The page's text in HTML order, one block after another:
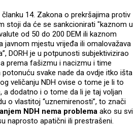
14. Zakona o prekršajima protiv
stoji da će se sankcionirati "kaznom u
od 50 do 200 DEM ili kaznom
javnom mjestu vrijeđa ili omalovažava
DORH je u potpunosti subjektivizirao
prema fašizmu i nacizmu i time
svake nade da ovdje itko išta
veličanju NDH ovise o tome je li to
a dodatno i o tome da li je taj voljan
o vlastitoj “uznemirenosti”, to znači
NDH nema problema ako su svi
naprosto apatični ili prestrašeni.